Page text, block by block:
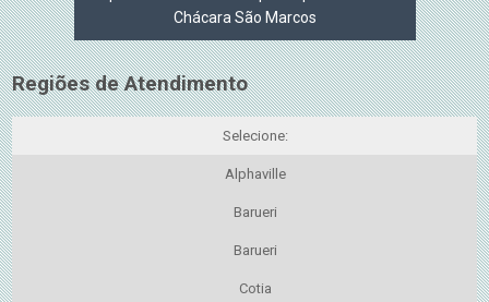
Chácara São Marcos
Regiões de Atendimento
Selecione:
Alphaville
Barueri
Barueri
Cotia